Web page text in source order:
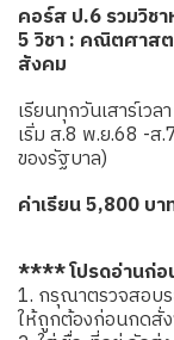
คอร์ส ป.6 รวมวิช
5 วิชา : คณิตศาส
สังคม
เรียนทุกวันเสาร์เว
เริ่ม ส.8 พ.ย.68 -ส
ของรัฐบาล)
ค่าเรียน 5,800 บา
**** โปรดอ่านก่
1. กรุณาตรวจสอบร
ให้ถูกต้องก่อนกดสั่ง